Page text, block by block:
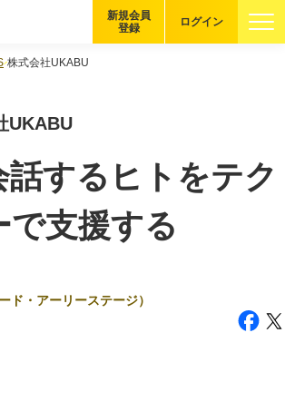
分
れる理由
ついて
ログイン
新規会員
登録
株式会社UKABU
UKABU
話するヒトをテク
で支援する
ド・アーリーステージ）